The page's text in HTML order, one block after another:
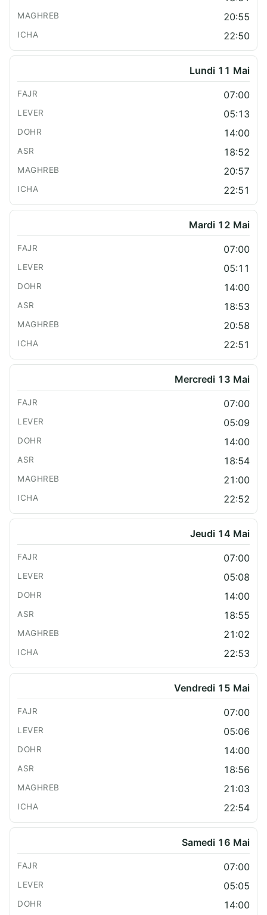
20:55
22:50
Lundi 11 Mai
07:00
05:13
14:00
18:52
20:57
22:51
Mardi 12 Mai
07:00
05:11
14:00
18:53
20:58
22:51
Mercredi 13 Mai
07:00
05:09
14:00
18:54
21:00
22:52
Jeudi 14 Mai
07:00
05:08
14:00
18:55
21:02
22:53
Vendredi 15 Mai
07:00
05:06
14:00
18:56
21:03
22:54
Samedi 16 Mai
07:00
05:05
14:00